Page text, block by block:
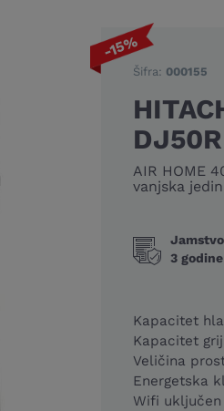
-15%
Šifra: 000155
AIR HOME
vanjska
Jamstvo
3 godine
Kapacitet
Kapacitet
Veličina
Energetska
Wifi